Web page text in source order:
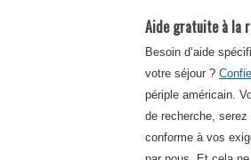
Aide gratuite à la
Besoin d’aide
votre séjour ?
périple américain.
de recherche, serez
conforme à vos